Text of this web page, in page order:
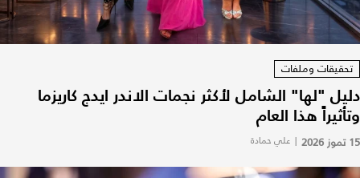
تحقيقات وملفات
دليل "لها" الشامل لأكثر نجمات الاندر ايدج كاريزما
وتأثيراً هذا العام
15 تموز 2026 | علي حمادة